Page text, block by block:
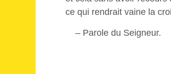
ce qui rendrait vaine la
– Parole du Seigneur.